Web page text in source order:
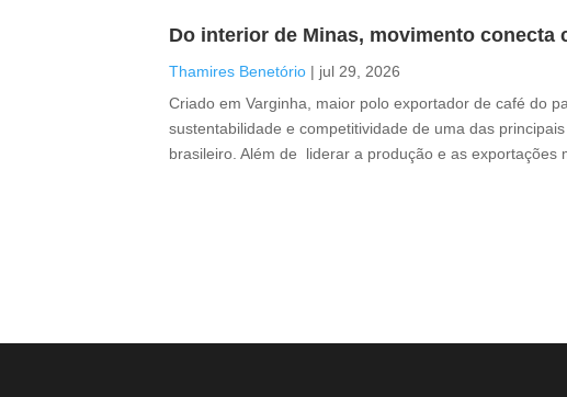
Do interior de Minas, movimento
Thamires Benetório | jul 29, 2026
Criado em Varginha, maior polo exportador de café do
sustentabilidade e competitividade de uma das
brasileiro. Além de liderar a produção e as exportações